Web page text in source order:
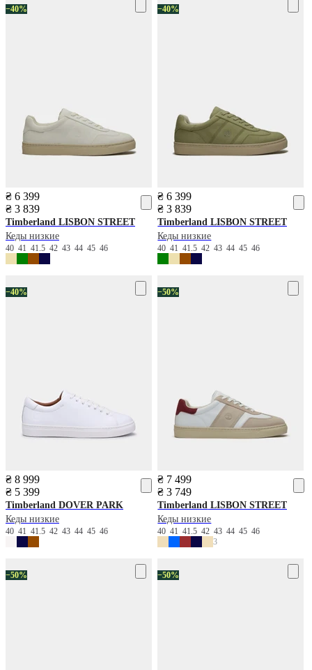
−40%
₴ 6 399
₴ 3 839
Timberland LISBON STREET
Кеды низкие
40 41 41.5 42 43 44 45 46
−40%
₴ 6 399
₴ 3 839
Timberland LISBON STREET
Кеды низкие
404141.54243444546
−40%
₴ 8 999
₴ 5 399
Timberland DOVER PARK
Кеды низкие
40 41 41.5 42 43 44 45 46
−50%
₴ 7 499
₴ 3 749
Timberland LISBON STREET
Кеды низкие
404141.54243444546
3
−50% −50%